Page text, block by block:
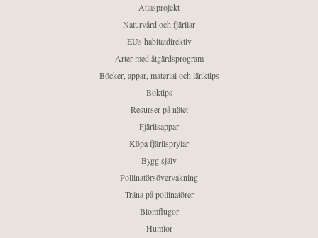
Atlasprojekt
Naturvård och fjärilar
EUs habitatdirektiv
Arter med åtgärdsprogram
Böcker, appar, material och länktips
Boktips
Resurser på nätet
Fjärilsappar
Köpa fjärilsprylar
Bygg själv
Pollinatörsövervakning
Träna på pollinatörer
Blomflugor
Humlor